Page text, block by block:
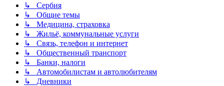
↳ Сербия
↳ Общие темы
↳ Медицина, страховка
↳ Жильё, коммунальные услуги
↳ Связь, телефон и интернет
↳ Общественный транспорт
↳ Банки, налоги
↳ Автомобилистам и автолюбителям
↳ Дневники